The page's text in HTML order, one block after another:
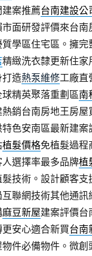
案推薦台南建設公
面研發評價來台南
學區住宅區。擁完
精緻洗衣隸更新住家
造熱泵維修工廠直
精英聚落重劃區南
銷台南房地王房屋
特色安南區最新建案
植髮價格免植髮過程
選擇率最多品牌植
技術。設計顧客支
互聯網技術其他通訊
麻豆新屋建案評價台
安心適合新買台南
件必備物件。微創